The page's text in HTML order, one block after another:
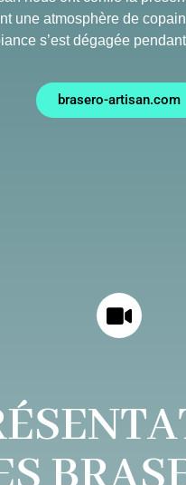
une atmosphère de
s’est dégagée
brasero-artisan.com